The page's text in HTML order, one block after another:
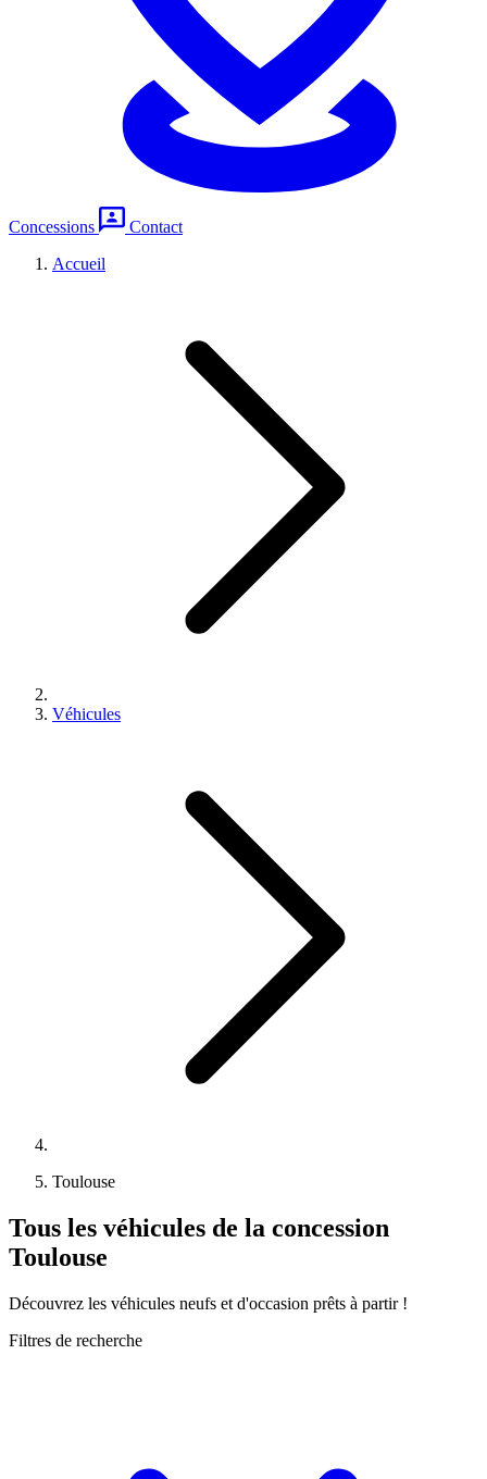
Concessions
Contact
Accueil
Véhicules
Toulouse
Tous les véhicules de la concession
Toulouse
Découvrez les véhicules neufs et d'occasion prêts à partir !
Filtres de recherche